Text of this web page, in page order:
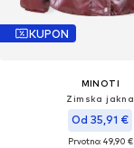
KUPON
MINOTI
Zimska jakna
Od 35,91 €
Prvotno: 49,90 €